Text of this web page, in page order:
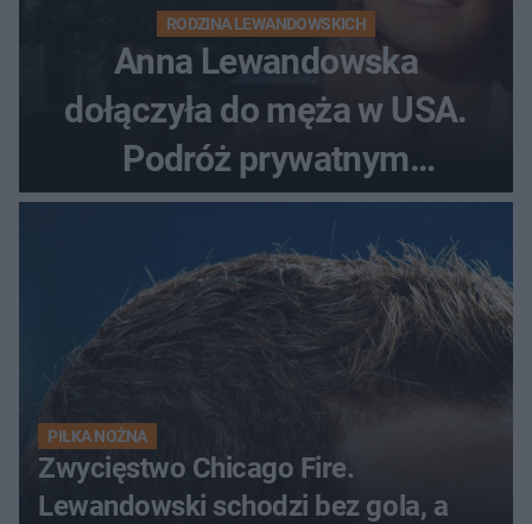
RODZINA LEWANDOWSKICH
Anna Lewandowska
dołączyła do męża w USA.
Podróż prywatnym
odrzutowcem to dopiero
początek!
PIŁKA NOŻNA
Zwycięstwo Chicago Fire.
Lewandowski schodzi bez gola, a